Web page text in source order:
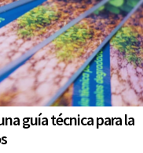
guía técnica para la